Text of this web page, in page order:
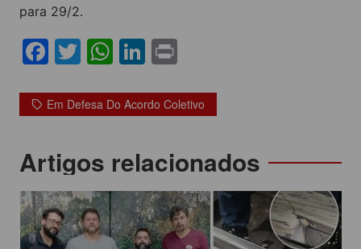
para 29/2.
F
c
b
o
o
k
T
itt
W
at
A
p
p
Li
k
dI
n
t
Em Defesa Do Acordo Coletivo
Navegação
de
Post
Artigos relacionados